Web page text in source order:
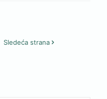
Sledeća strana